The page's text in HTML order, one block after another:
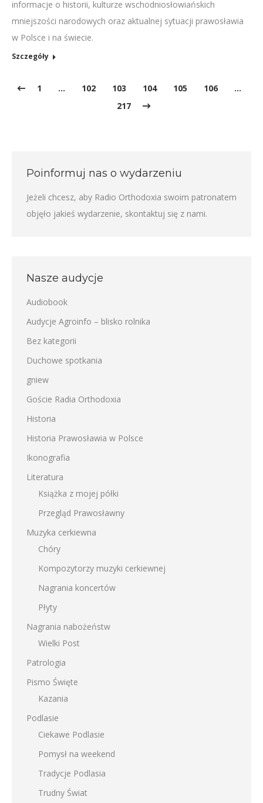
informacje o historii, kulturze wschodniosłowiańskich
mniejszości narodowych oraz aktualnej sytuacji prawosławia
w Polsce i na świecie.
Szczegóły
1 … 102 103 104 105 106
…
217
Poinformuj nas o wydarzeniu
Jeżeli chcesz, aby Radio Orthodoxia swoim patronatem
objęło jakieś wydarzenie, skontaktuj się z nami.
Nasze audycje
Audiobook
Audycje Agroinfo – blisko rolnika
Bez kategorii
Duchowe spotkania
gniew
Goście Radia Orthodoxia
Historia
Historia Prawosławia w Polsce
Ikonografia
Literatura
Książka z mojej półki
Przegląd Prawosławny
Muzyka cerkiewna
Chóry
Kompozytorzy muzyki cerkiewnej
Nagrania koncertów
Płyty
Nagrania nabożeństw
Wielki Post
Patrologia
Pismo Święte
Kazania
Podlasie
Ciekawe Podlasie
Pomysł na weekend
Tradycje Podlasia
Trudny Świat